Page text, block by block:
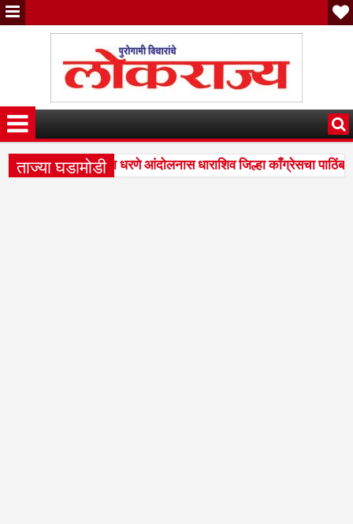
ताज्या घडामोडी
प्रलंबित प्रश्नांसाठीच्या धरणे आंदोलनास धाराशिव जिल्हा काँग्रेसचा पाठिंबा